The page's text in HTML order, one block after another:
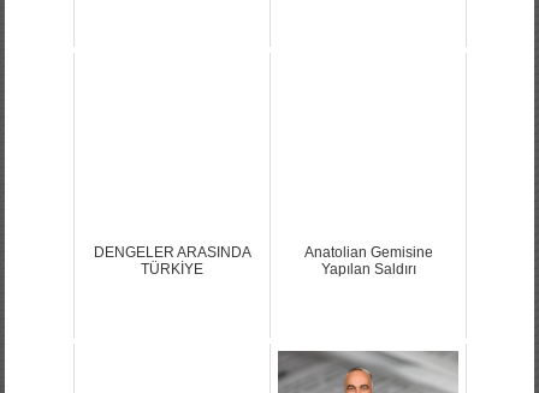
DENGELER ARASINDA
TÜRKİYE
Anatolian Gemisine
Yapılan Saldırı